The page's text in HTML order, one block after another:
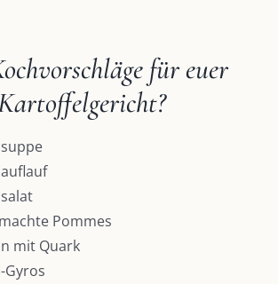
für euer
Pommes
mit Quark
Gyros